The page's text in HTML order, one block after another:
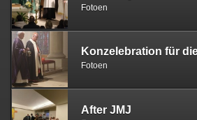
Fotoen
Fotoen
After JMJ